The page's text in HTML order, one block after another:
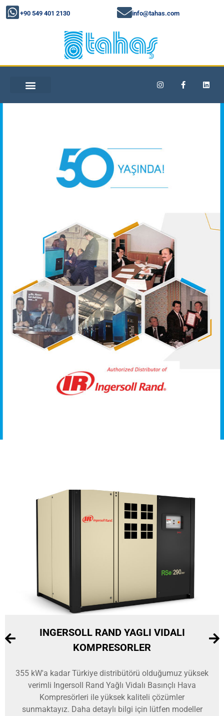
+90 549 401 2130 info@tahas.com
INGERSOLL RAND YAGLI VIDALI
KOMPRESORLER
355 kW'a kadar Türkiye distribütörü olduğumuz yüksek
verimli Ingersoll Rand Yağlı Vidalı Basınçlı Hava
Kompresörleri ile yüksek kaliteli çözümler
sunmaktayız. Daha detaylı bilgi için lütfen modeller